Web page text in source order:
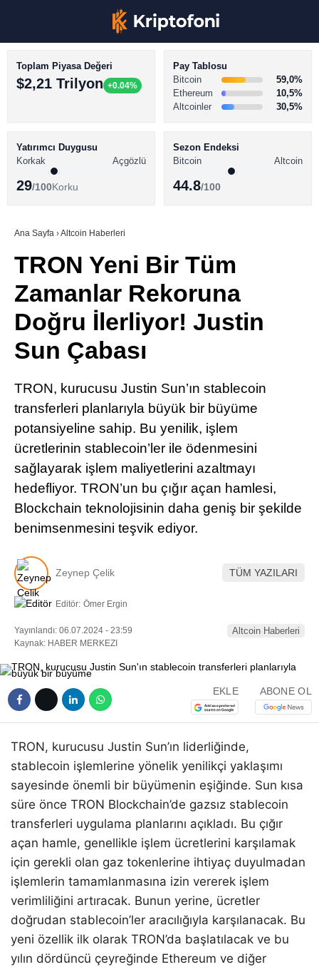
Youtube
TikTok
Telegram
BİTCOİN HABERLERİ
ALTCOİN HABERLERİ
SÖZLÜK
Toplam Piyasa Değeri
$2,21 Trilyon +0.04%
Pay Tablosu
Bitcoin
59,0%
Ethereum
10,5%
Altcoinler
30,5%
Yatırımcı Duygusu
Korkak
Açgözlü
29/100Korku
Sezon Endeksi
Bitcoin
Altcoin
44.8/100
Ana Sayfa ›Altcoin Haberleri
TRON Yeni Bir Tüm
Zamanlar Rekoruna
Doğru İlerliyor! Justin
Sun Çabası
TRON, kurucusu Justin Sun’ın stablecoin
transferleri planlarıyla büyük bir büyüme
potansiyeline sahip. Bu yenilik, işlem
ücretlerinin stablecoin’ler ile ödenmesini
sağlayarak işlem maliyetlerini azaltmayı
hedefliyor. TRON’un bu çığır açan hamlesi,
Blockchain teknolojisinin daha geniş bir şekilde
benimsenmesini teşvik ediyor.
Zeynep Çelik TÜM YAZILARI
Editör: Ömer Ergin
Yayınlandı: 06.07.2024 - 23:59
Kaynak: HABER MERKEZI
Altcoin Haberleri
EKLE ABONE OL
TRON, kurucusu Justin Sun’ın liderliğinde,
stablecoin işlemlerine yönelik yenilikçi yaklaşımı
sayesinde önemli bir büyümenin eşiğinde. Sun kısa
süre önce TRON Blockchain’de gazsız stablecoin
transferleri uygulama planlarını açıkladı. Bu çığır
açan hamle, genellikle işlem ücretlerini karşılamak
için gerekli olan gaz tokenlerine ihtiyaç duyulmadan
işlemlerin tamamlanmasına izin vererek işlem
verimliliğini artıracak. Bunun yerine, ücretler
doğrudan stablecoin’ler aracılığıyla karşılanacak. Bu
yeni özellik ilk olarak TRON’da başlatılacak ve bu
yılın dördüncü çeyreğinde Ethereum ve diğer